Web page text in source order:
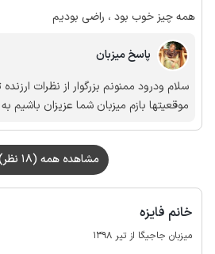
همه چیز خوب بود ، راضی بودیم
پاسخ میزبان
سلام ودرود ممنونم بزرگوار از نظرات
موقعیتها بازم میزبان شما عزیزان باشیم
مشاهده همه (18 نظر)
خانم فایزه
میزبان جاجیگا از تیر 1398